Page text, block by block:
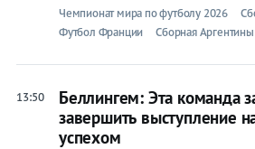
Чемпионат мира по футболу 2026
Футбол Франции
Сборная Аргентины
13:50
Беллингем: Эта команда
завершить выступление
успехом